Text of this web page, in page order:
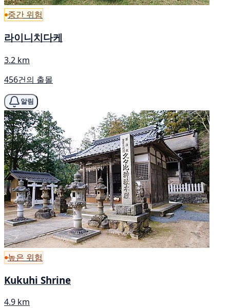
중간 위험
라이니치다케
3.2 km
456건의 출몰
알림
높은 위험
Kukuhi Shrine
4.9 km